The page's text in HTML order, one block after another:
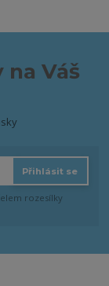
na Váš
Přihlásit se
rozesílky